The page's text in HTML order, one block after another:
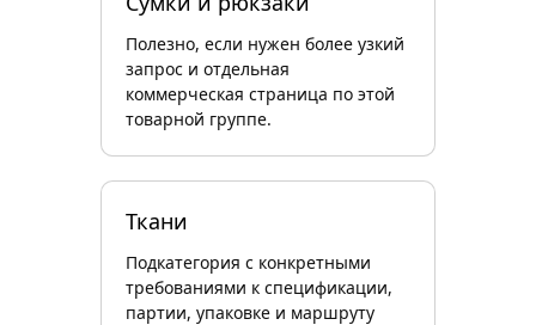
Полезно, если нужен более узкий
запрос и отдельная
коммерческая страница по этой
товарной группе.
Ткани
Подкатегория с конкретными
требованиями к спецификации,
партии, упаковке и маршруту